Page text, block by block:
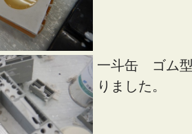
一斗缶 ゴム
りました。